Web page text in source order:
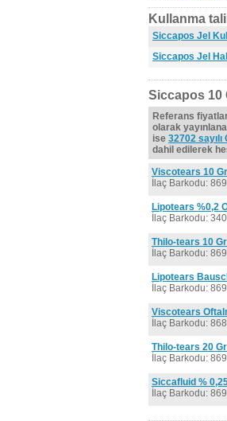
Kullanma
Siccapos Jel
Siccapos Jel
Siccapos 10
Referans
olarak
ise 32702 sayılı
dahil edilerek
Viscotears 10
İlaç Barkodu:
Lipotears %0,2
İlaç Barkodu:
Thilo-tears 10
İlaç Barkodu:
Lipotears
İlaç Barkodu:
Viscotears
İlaç Barkodu:
Thilo-tears 20
İlaç Barkodu:
Siccafluid %
İlaç Barkodu: